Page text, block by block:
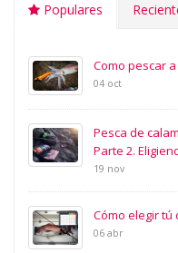
Populares
Como pescar
04 oct
Pesca de
Parte 2.
19 nov
Cómo elegir tú
06 abr